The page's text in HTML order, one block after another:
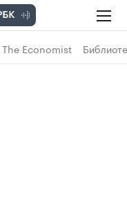
The Economist